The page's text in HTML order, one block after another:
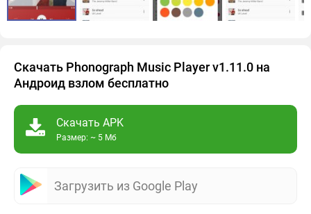
Скачать Phonograph Music Player v1.11.0 на
Андроид взлом бесплатно
Скачать APK
Размер: ~ 5 Мб
Загрузить из Google Play